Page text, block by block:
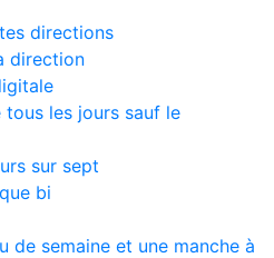
directions
direction
tous les jours sauf le
sur sept
bi
de semaine et une manche à